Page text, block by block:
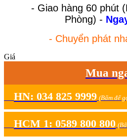
- Giao hàng 60 phút
Phòng) -
- Chuyển phát
Giá
Mua
HN: 034 825 9999 (Bấm để
HCM 1: 0589 800 800